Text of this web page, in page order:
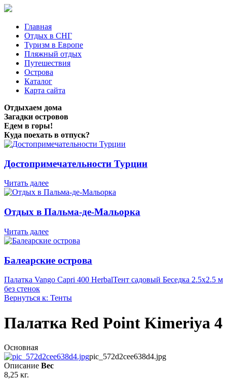
Главная
Отдых в СНГ
Туризм в Европе
Пляжный отдых
Путешествия
Острова
Каталог
Карта сайта
Отдыхаем дома
Загадки островов
Едем в горы!
Куда поехать в отпуск?
Достопримечательности Турции
Читать далее
Отдых в Пальма-де-Мальорка
Читать далее
Балеарские острова
Палатка Vango Capri 400 HerbalТент садовый Беседка 2.5х2.5 м
без стенок
Вернуться к: Тенты
Палатка Red Point Kimeriya 4
Основная
pic_572d2cee638d4.jpg
Описание Вес
8,25 кг.